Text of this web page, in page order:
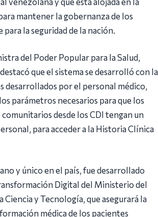
mantener la gobernanza de los
la seguridad de la nación.
del Poder Popular para la Salud,
que el sistema se desarrolló con la
desarrollados por el personal médico,
parámetros necesarios para que los
desde los CDI tengan un
para acceder a la Historia Clínica
y único en el país, fue desarrollado
Digital del Ministerio del
Ciencia y Tecnología, que asegurará la
médica de los pacientes